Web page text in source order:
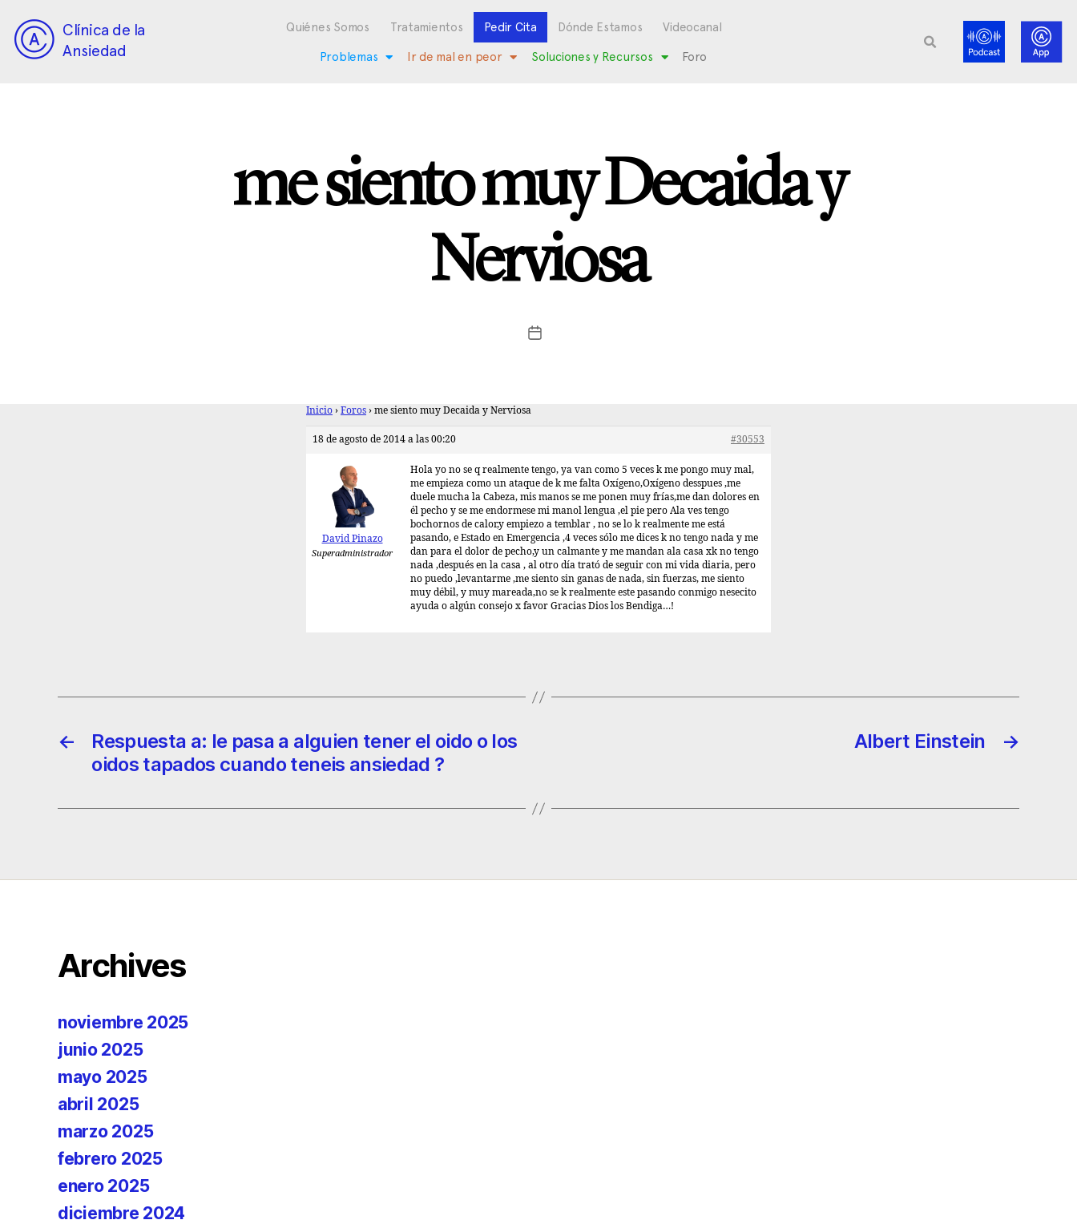
Clínica de la
Ansiedad
Quiénes Somos Tratamientos Pedir Cita Dónde Estamos Videocanal
Problemas Ir de mal en peor Soluciones y Recursos Foro
me siento muy Decaida y
Nerviosa
Inicio › Foros › me siento muy Decaida y Nerviosa
18 de agosto de 2014 a las 00:20 #30553
David Pinazo
Superadministrador
Hola yo no se q realmente tengo, ya van como 5 veces k me pongo muy mal,
me empieza como un ataque de k me falta Oxígeno,Oxígeno desspues ,me
duele mucha la Cabeza, mis manos se me ponen muy frías,me dan dolores en
él pecho y se me endormese mi manol lengua ,el pie pero Ala ves tengo
bochornos de calor,y empiezo a temblar , no se lo k realmente me está
pasando, e Estado en Emergencia ,4 veces sólo me dices k no tengo nada y me
dan para el dolor de pecho,y un calmante y me mandan ala casa xk no tengo
nada ,después en la casa , al otro día trató de seguir con mi vida diaria, pero
no puedo ,levantarme ,me siento sin ganas de nada, sin fuerzas, me siento
muy débil, y muy mareada,no se k realmente este pasando conmigo nesecito
ayuda o algún consejo x favor Gracias Dios los Bendiga…!
←
Respuesta a: le pasa a alguien tener el oido o los
oidos tapados cuando teneis ansiedad ?
→
Albert Einstein
Archives
noviembre 2025
junio 2025
mayo 2025
abril 2025
marzo 2025
febrero 2025
enero 2025
diciembre 2024